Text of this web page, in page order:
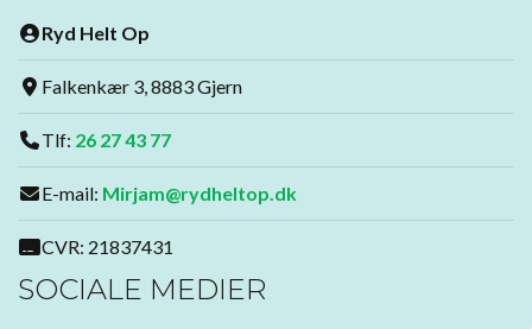
Ryd Helt Op
Falkenkær 3, 8883 Gjern
Tlf: 26 27 43 77
E-mail: Mirjam@rydheltop.dk
CVR: 21837431
SOCIALE MEDIER